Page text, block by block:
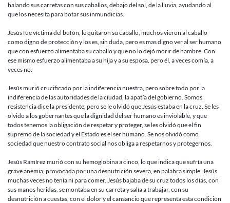
halando sus carretas con sus caballos, debajo del sol, de la lluvia, ayudando al
que los necesita para botar sus inmundicias.
Jesús fue víctima del bufón, le quitaron su caballo, muchos vieron al caballo
como digno de protección y los es, sin duda, pero es mas digno ver al ser humano
que con esfuerzo alimentaba su caballo y que no lo dejó morir de hambre. Con
ese mismo esfuerzo alimentaba a su hija y a su esposa, pero él, a veces comía, a
veces no.
Jesús murió crucificado por la indiferencia nuestra, pero sobre todo por la
indiferencia de las autoridades de la ciudad, la apatía del gobierno. Somos
resistencia dice la presidente, pero se le olvidó que Jesús estaba en la cruz. Se les
olvido a los gobernantes que la dignidad del ser humano es inviolable, y que
todos tenemos la obligación de respetar y proteger, se les olvidó que el fin
supremo de la sociedad y el Estado es el ser humano. Se nos olvidó como
sociedad que nuestro contrato social nos obliga a respetarnos y protegernos.
Jesús Ramírez murió con su hemoglobina a cinco, lo que indica que sufría una
grave anemia, provocada por una desnutrición severa, en palabra simple, Jesús
muchas veces no tenía ni para comer. Jesús bajaba de su cruz todos los días, con
sus manos heridas, se montaba en su carreta y salía a trabajar, con su
desnutrición a cuestas, con el dolor y el cansancio que representa esta condición